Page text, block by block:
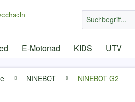
E-Motorrad KIDS UTV
NINEBOT NINEBOT G2